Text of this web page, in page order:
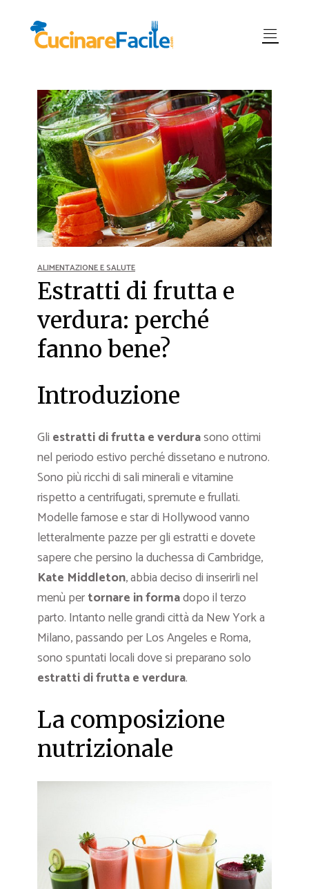
ALIMENTAZIONE E SALUTE
Estratti di frutta e
verdura: perché
fanno bene?
Introduzione
Gli estratti di frutta e verdurasono ottimi
nel periodo estivo perché dissetano e nutrono.
Sono più ricchi di sali minerali e vitamine
rispetto a centrifugati, spremute e frullati.
Modelle famose e star di Hollywood vanno
letteralmente pazze per gli estratti e dovete
sapere che persino la duchessa di Cambridge,
Kate Middleton, abbia deciso di inserirli nel
menù pertornare in formadopo il terzo
parto. Intanto nelle grandi città da New York a
Milano, passando per Los Angeles e Roma,
sono spuntati locali dove si preparano solo
estratti di frutta e verdura.
La composizione
nutrizionale